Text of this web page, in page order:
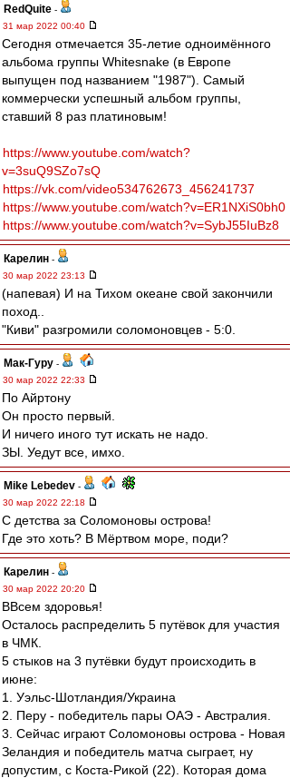
RedQuite -
31 мар 2022 00:40
Сегодня отмечается 35-летие одноимённого
альбома группы Whitesnake (в Европе
выпущен под названием "1987"). Самый
коммерчески успешный альбом группы,
ставший 8 раз платиновым!
https://www.youtube.com/watch?
v=3suQ9SZo7sQ
https://vk.com/video534762673_456241737
https://www.youtube.com/watch?v=ER1NXiS0bh0
https://www.youtube.com/watch?v=SybJ55IuBz8
Карелин -
30 мар 2022 23:13
(напевая) И на Тихом океане свой закончили
поход..
"Киви" разгромили соломоновцев - 5:0.
Мак-Гуру -
30 мар 2022 22:33
По Айртону
Он просто первый.
И ничего иного тут искать не надо.
ЗЫ. Уедут все, имхо.
Mike Lebedev -
30 мар 2022 22:18
С детства за Соломоновы острова!
Где это хоть? В Мёртвом море, поди?
Карелин -
30 мар 2022 20:20
ВВсем здоровья!
Осталось распределить 5 путёвок для участия
в ЧМК.
5 стыков на 3 путёвки будут происходить в
июне:
1. Уэльс-Шотландия/Украина
2. Перу - победитель пары ОАЭ - Австралия.
3. Сейчас играют Соломоновы острова - Новая
Зеландия и победитель матча сыграет, ну
допустим, с Коста-Рикой (22). Которая дома